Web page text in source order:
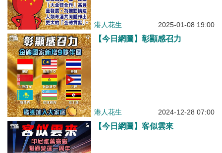
港人花生 2025-01-08 19:00
【今日網圖】彰顯感召力
港人花生 2024-12-28 07:00
【今日網圖】客似雲來